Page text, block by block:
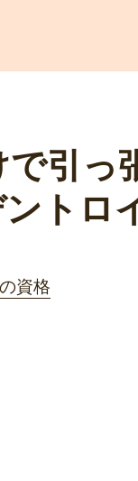
引っ
トロ
資格